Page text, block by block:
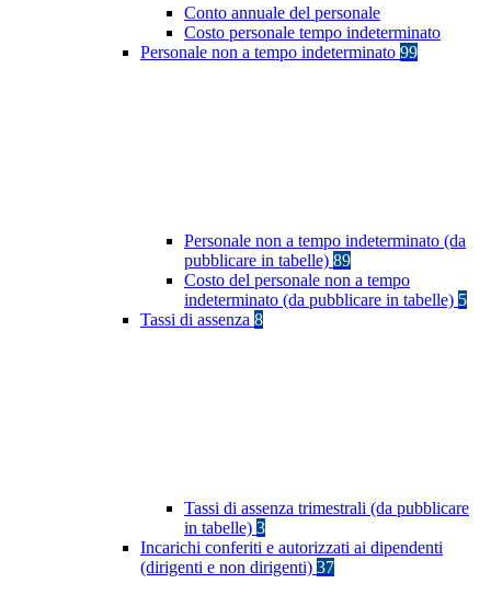
Conto annuale del personale
Costo personale tempo indeterminato
Personale non a tempo indeterminato 99
Personale non a tempo indeterminato (da
pubblicare in tabelle) 89
Costo del personale non a tempo
indeterminato (da pubblicare in tabelle) 5
Tassi di assenza 8
Tassi di assenza trimestrali (da pubblicare
in tabelle) 3
Incarichi conferiti e autorizzati ai dipendenti
(dirigenti e non dirigenti) 37